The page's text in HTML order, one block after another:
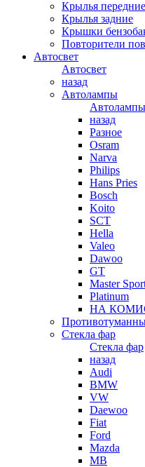
Крылья передние
Крылья задние
Крышки
Повторители
Автосвет
Автосвет
назад
Автолампы
Автолампы
назад
Разное
Osram
Narva
Philips
Hans Pries
Bosch
Koito
SCT
Hella
Valeo
Dawoo
GT
Master
Platinum
НА
Стекла фар
Стекла фар
назад
Audi
BMW
VW
Daewoo
Fiat
Ford
Mazda
MB